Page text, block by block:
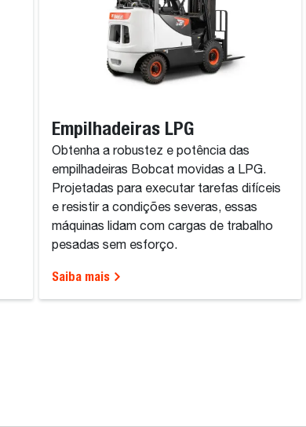
Empilhadeiras LPG
Obtenha a robustez e potência das
empilhadeiras Bobcat movidas a LPG.
Projetadas para executar tarefas difíceis
e resistir a condições severas, essas
máquinas lidam com cargas de trabalho
pesadas sem esforço.
Saiba mais